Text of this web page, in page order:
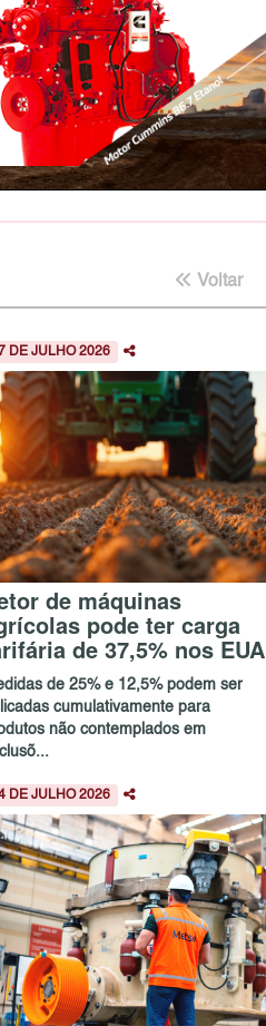
Voltar
DE JULHO 2026
de máquinas
pode ter carga
de 37,5% nos EUA
de 25% e 12,5% podem ser
cumulativamente para
não contemplados em
DE JULHO 2026